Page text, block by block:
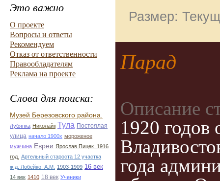
Это важно
О проекте
Вопросы и ответы
Рекомендуем
Отказ от ответственности
Правообладателям
Реклама на проекте
Слова для поиска:
Музей Березовского района.
Лубянка Николайii Тула Постоялая
улица начало 1900х мороженое
мужчина Евреи Ярослав Пицек .1916
год. Артельный староста 12 участка
ж.д. Лобейко. А.М.
1903-1909 16 век
14 век 1410 18 век Ученики
Размер:
Парад
Описание
1920 годов
года